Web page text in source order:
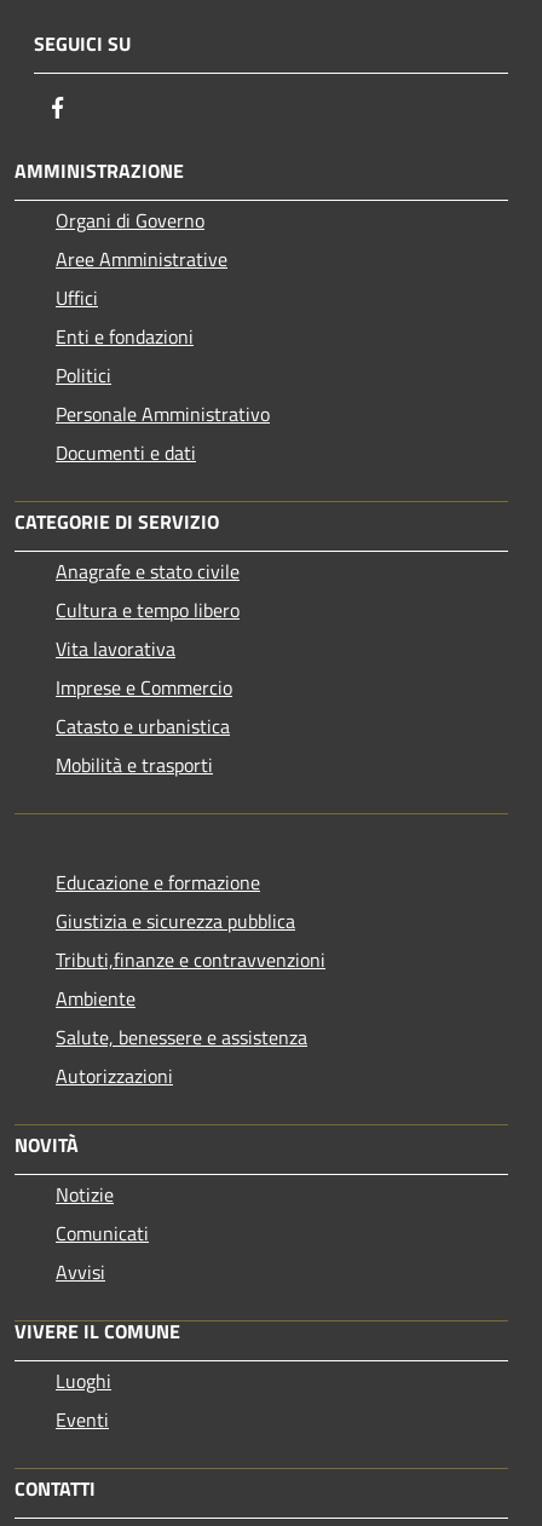
SEGUICI SU
AMMINISTRAZIONE
Organi di Governo
Aree Amministrative
Uffici
Enti e fondazioni
Politici
Personale Amministrativo
Documenti e dati
CATEGORIE DI SERVIZIO
Anagrafe e stato civile
Cultura e tempo libero
Vita lavorativa
Imprese e Commercio
Catasto e urbanistica
Mobilità e trasporti
Educazione e formazione
Giustizia e sicurezza pubblica
Tributi,finanze e contravvenzioni
Ambiente
Salute, benessere e assistenza
Autorizzazioni
NOVITÀ
Notizie
Comunicati
Avvisi
VIVERE IL COMUNE
Luoghi
Eventi
CONTATTI